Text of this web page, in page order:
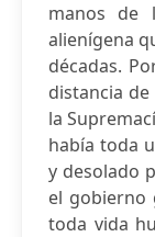
manos de
alienígena
décadas.
distancia
la
había toda
y desolado
el gobierno
toda vida